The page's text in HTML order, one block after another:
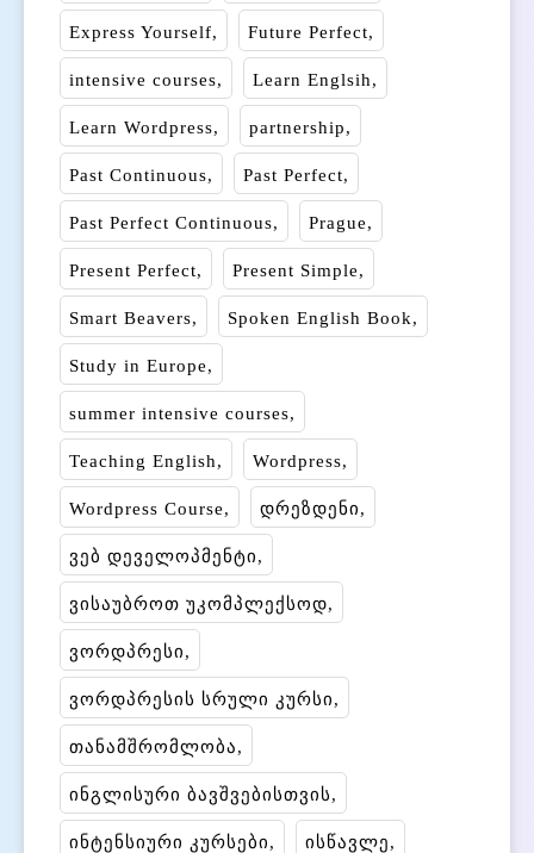
Express Yourself Future Perfect
intensive courses Learn Englsih
Learn Wordpress partnership
Past Continuous Past Perfect
Past Perfect Continuous Prague
Present Perfect Present Simple
Smart Beavers Spoken English Book
Study in Europe
summer intensive courses
Teaching English Wordpress
Wordpress Course დრეზდენი
ვებ დეველოპმენტი
ვისაუბროთ უკომპლექსოდ
ვორდპრესი
ვორდპრესის სრული კურსი
თანამშრომლობა
ინგლისური ბავშვებისთვის
ინტენსიური კურსები ისწავლე